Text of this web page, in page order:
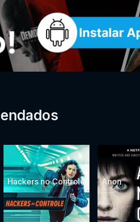
Hackers no Controle Anon